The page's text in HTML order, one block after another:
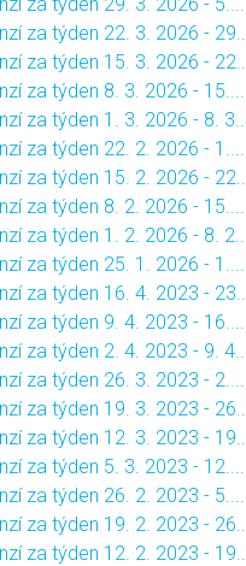
za týden 22. 3. 2026 - 29....
za týden 15. 3. 2026 - 22....
za týden 8. 3. 2026 - 15....
za týden 1. 3. 2026 - 8. 3....
za týden 22. 2. 2026 - 1....
za týden 15. 2. 2026 - 22....
za týden 8. 2. 2026 - 15....
za týden 1. 2. 2026 - 8. 2....
za týden 25. 1. 2026 - 1....
za týden 16. 4. 2023 - 23....
za týden 9. 4. 2023 - 16....
za týden 2. 4. 2023 - 9. 4....
za týden 26. 3. 2023 - 2....
za týden 19. 3. 2023 - 26....
za týden 12. 3. 2023 - 19....
za týden 5. 3. 2023 - 12....
za týden 26. 2. 2023 - 5....
za týden 19. 2. 2023 - 26....
za týden 12. 2. 2023 - 19....